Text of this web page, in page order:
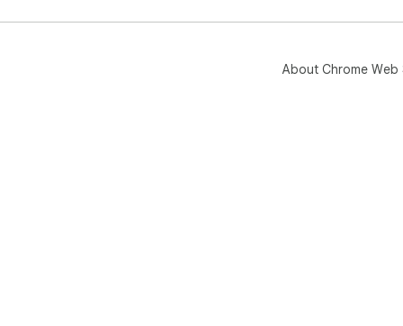
About Chrome Web